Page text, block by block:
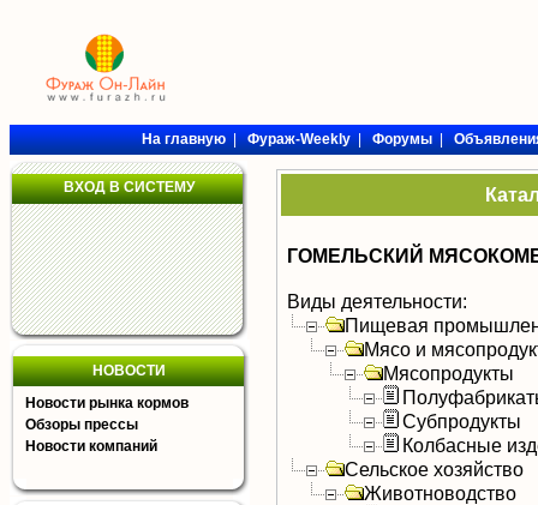
На главную|Фураж-Weekly|Форумы|
ВХОД В СИСТЕМУ
НОВОСТИ
Новости рынка кормов
Обзоры прессы
Новости компаний
ГОМЕЛЬСКИЙ
Виды деятельности:
Пищевая
Мясо и
Мясопродукты
Субпродукты
Колбасные
Сельское хозяйство
Животноводство